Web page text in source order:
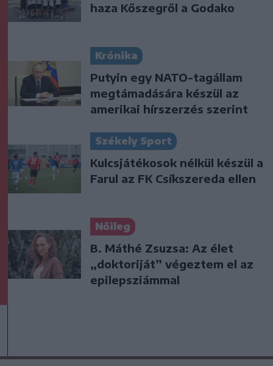
haza Kőszegről a Godako
Krónika
Putyin egy NATO-tagállam
megtámadására készül az
amerikai hírszerzés szerint
Székely Sport
Kulcsjátékosok nélkül készül a
Farul az FK Csíkszereda ellen
Nőileg
B. Máthé Zsuzsa: Az élet
„doktoriját” végeztem el az
epilepsziámmal